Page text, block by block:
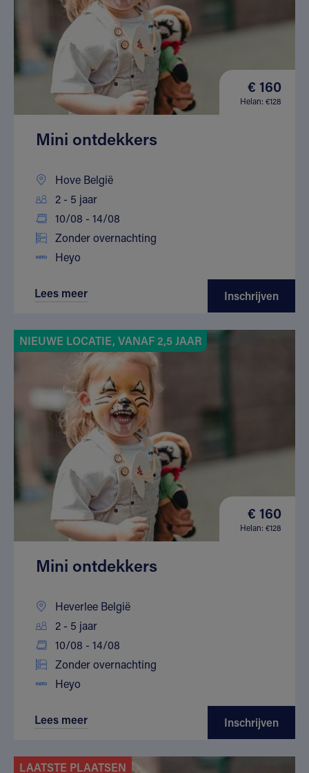
€ 160
Helan: €128
Mini ontdekkers
Hove België
2 - 5 jaar
10/08 - 14/08
Zonder overnachting
Heyo
Lees meer Inschrijven
NIEUWE LOCATIE, VANAF 2,5 JAAR
€ 160
Helan: €128
Mini ontdekkers
Heverlee België
2 - 5 jaar
10/08 - 14/08
Zonder overnachting
Heyo
Lees meer Inschrijven
LAATSTE PLAATSEN